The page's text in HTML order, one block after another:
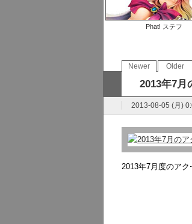
Phat! ステフ
Newer Older
2013年7月
2013-08-05 (月)
2013年7月度のアク